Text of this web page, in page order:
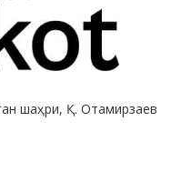
шаҳри, Қ. Отамирзаев